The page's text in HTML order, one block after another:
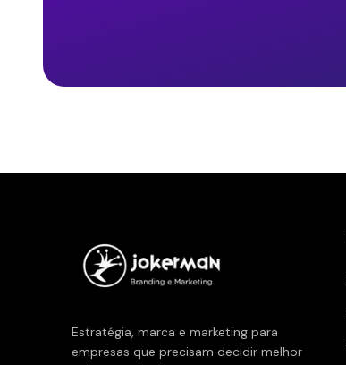
Estratégia, marca e marketing para
empresas que precisam decidir melhor